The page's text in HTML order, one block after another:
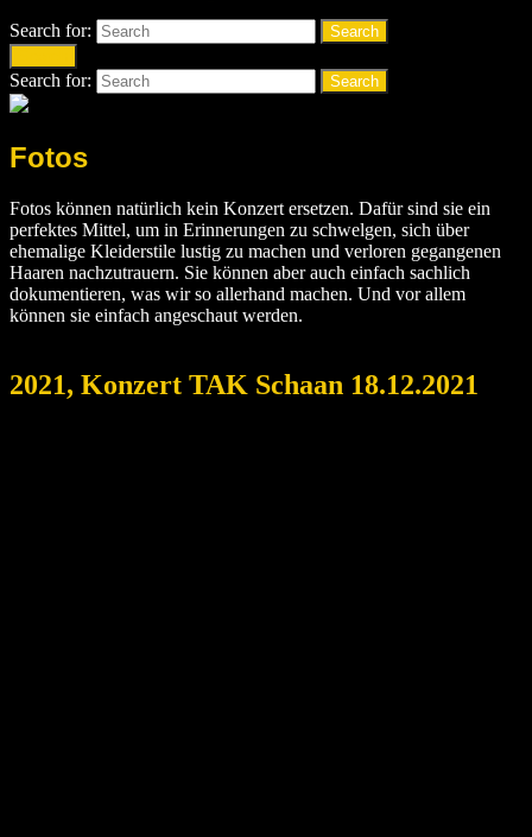
Search for:
Search
Search for: Search
Fotos
Fotos können natürlich kein Konzert ersetzen. Dafür sind sie ein
perfektes Mittel, um in Erinnerungen zu schwelgen, sich über
ehemalige Kleiderstile lustig zu machen und verloren gegangenen
Haaren nachzutrauern. Sie können aber auch einfach sachlich
dokumentieren, was wir so allerhand machen. Und vor allem
können sie einfach angeschaut werden.
2021, Konzert TAK Schaan 18.12.2021